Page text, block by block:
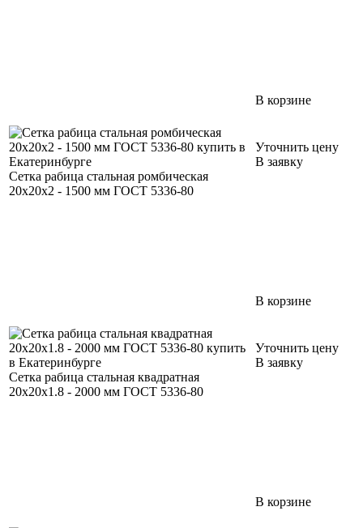
В корзине
Сетка рабица стальная ромбическая
20х20х2 - 1500 мм ГОСТ 5336-80
Уточнить цену
В заявку
В корзине
Сетка рабица стальная квадратная
20х20х1.8 - 2000 мм ГОСТ 5336-80
Уточнить цену
В заявку
В корзине